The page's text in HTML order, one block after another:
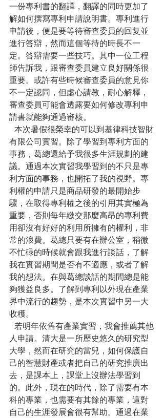
一份專利書的翻譯，翻譯的同時更加了
解如何撰寫專利申請說明書。專利進行
申請後，便是要等待審查委員的回复並
進行答辯，然而這個等待的時長不一
定。答辯需要一些技巧。其中一位工程
師告訴我，跟審查委員建立良好關係很
重要。或許有些時候審查委員的意見你
不一定認同，但虛心請教，耐心解釋，
審查委員可能會透露要如何修改專利申
請書就能夠通過審核。
有限公司實習。除了學習到專利方面的
事務，葛總還給予我很多生涯規劃的建
議。通過本次實習我學習到的不只是專
利方面的事務，也開拓了我的視野。專
利權的申請只是商品研發的最開始步
驟，在取得專利權之後的引用其實極為
重要，否則每年繳交那麼高昂的專利費
用卻沒有好好的利用所擁有的權利，非
常的浪費。葛總只要有在辦公室，稍微
不忙碌的時候就會跟我進行談話，了解
我在實習期間是否有不適應，或者了解
我的想法。在與葛總談話的期間總是能
夠獲益良多。了解到專利以外現在產業
界中流行的趨勢，是本次實習中另一大
收穫。
人申請。清大是一所歷史悠久的研究型
大學，然而在研究的當兒，如何保護自
己的智慧財產或者把自己的研究推廣出
去，是課本上，課堂上沒辦法學習到
的。此外，現在的時代，除了需要有本
科的專業，也需要有其餘的專業，這對
自己的生涯發展會很有幫助。通過在業